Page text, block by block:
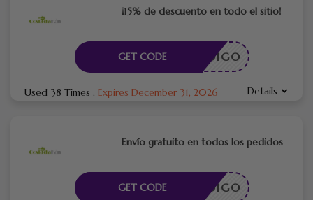
¡15% de descuento en todo el sitio!
CÓDIGO
GET CODE
Used 38 Times . Expires December 31, 2026 Details
Envío gratuito en todos los pedidos
CÓDIGO
GET CODE